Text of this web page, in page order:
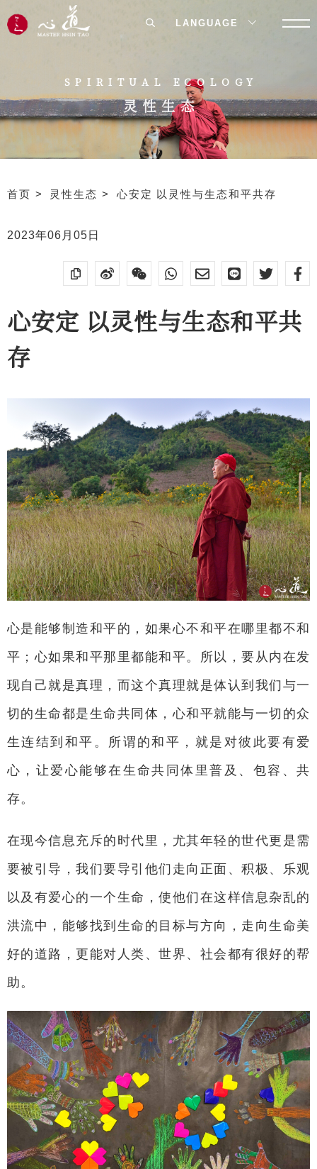
SPIRITUAL ECOLOGY
灵性生态
首页 灵性生态 心安定 以灵性与生态和平共存
2023年06月05日
心安定 以灵性与生态和平共
存
心是能够制造和平的，如果心不和平在哪里都不和
平；心如果和平那里都能和平。所以，要从内在发
现自己就是真理，而这个真理就是体认到我们与一
切的生命都是生命共同体，心和平就能与一切的众
生连结到和平。所谓的和平，就是对彼此要有爱
心，让爱心能够在生命共同体里普及、包容、共
存。
在现今信息充斥的时代里，尤其年轻的世代更是需
要被引导，我们要导引他们走向正面、积极、乐观
以及有爱心的一个生命，使他们在这样信息杂乱的
洪流中，能够找到生命的目标与方向，走向生命美
好的道路，更能对人类、世界、社会都有很好的帮
助。
LANGUAGE